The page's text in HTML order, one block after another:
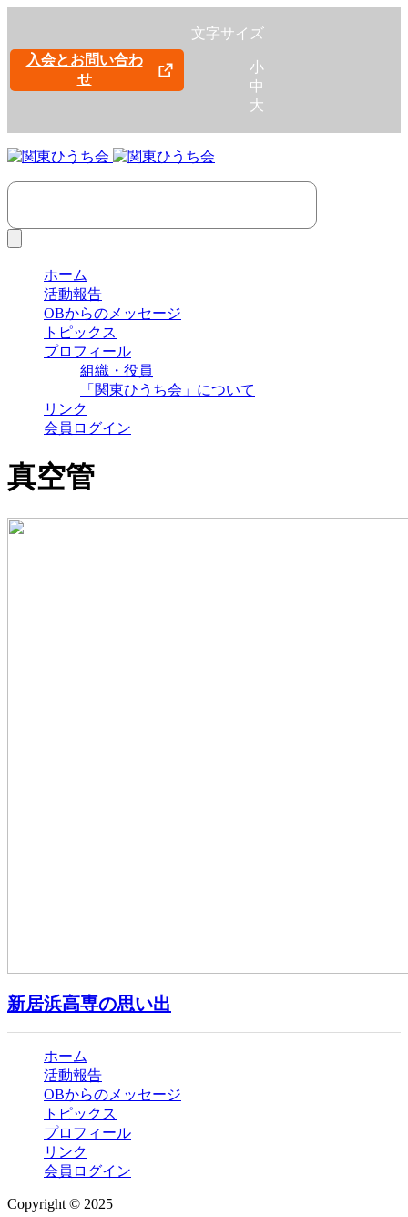
入会とお問い合わ
せ
文字サイズ
小
中
大
ホーム
活動報告
OBからのメッセージ
トピックス
プロフィール
組織・役員
「関東ひうち会」について
リンク
会員ログイン
真空管
新居浜高専の思い出
ホーム
活動報告
OBからのメッセージ
トピックス
プロフィール
リンク
会員ログイン
Copyright © 2025